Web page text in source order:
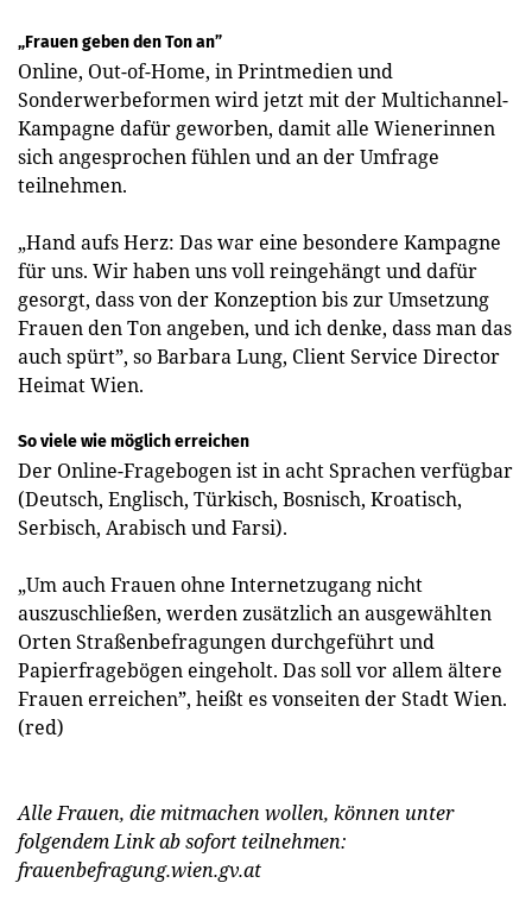
„Frauen geben den Ton an”
Online, Out-of-Home, in Printmedien und
Sonderwerbeformen wird jetzt mit der Multichannel-
Kampagne dafür geworben, damit alle Wienerinnen
sich angesprochen fühlen und an der Umfrage
teilnehmen.
„Hand aufs Herz: Das war eine besondere Kampagne
für uns. Wir haben uns voll reingehängt und dafür
gesorgt, dass von der Konzeption bis zur Umsetzung
Frauen den Ton angeben, und ich denke, dass man das
auch spürt”, so Barbara Lung, Client Service Director
Heimat Wien.
So viele wie möglich erreichen
Der Online-Fragebogen ist in acht Sprachen verfügbar
(Deutsch, Englisch, Türkisch, Bosnisch, Kroatisch,
Serbisch, Arabisch und Farsi).
„Um auch Frauen ohne Internetzugang nicht
auszuschließen, werden zusätzlich an ausgewählten
Orten Straßenbefragungen durchgeführt und
Papierfragebögen eingeholt. Das soll vor allem ältere
Frauen erreichen”, heißt es vonseiten der Stadt Wien.
(red)
Alle Frauen, die mitmachen wollen, können unter
folgendem Link ab sofort teilnehmen:
frauenbefragung.wien.gv.at